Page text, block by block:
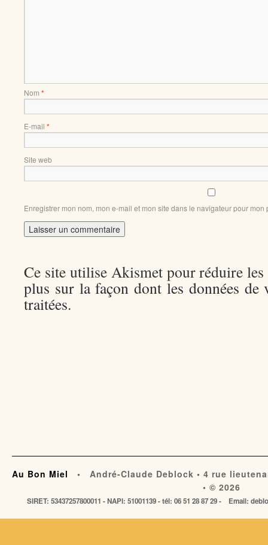
Nom *
E-mail *
Site web
Enregistrer mon nom, mon e-mail et mon site dans le navigateur pour
Ce site utilise Akismet pour réduire
plus sur la façon dont les données de
traitées.
Au Bon Miel
• André-Claude Deblock • 4 rue
• © 2026
SIRET: 53437257800011 - NAPI: 51001139 - tél: 06 51 28 87 29 - Email: